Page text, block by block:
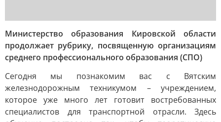
Министерство образования Кировской области
продолжает рубрику, посвященную организациям
среднего профессионального образования (СПО)
Сегодня мы познакомим вас с Вятским
железнодорожным техникумом – учреждением,
которое уже много лет готовит востребованных
специалистов для транспортной отрасли. Здесь